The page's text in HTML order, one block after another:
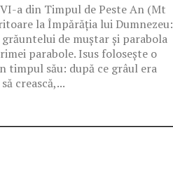
a din Timpul de Peste An (Mt
la Împărăția lui Dumnezeu:
de muștar și parabola
parabole. Isus folosește o
timpul său: după ce grâul era
crească,...